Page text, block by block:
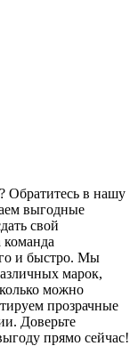
Обратитесь в нашу
выгодные
свой
и быстро. Мы
марок,
можно
прозрачные
Доверьте
прямо сейчас!